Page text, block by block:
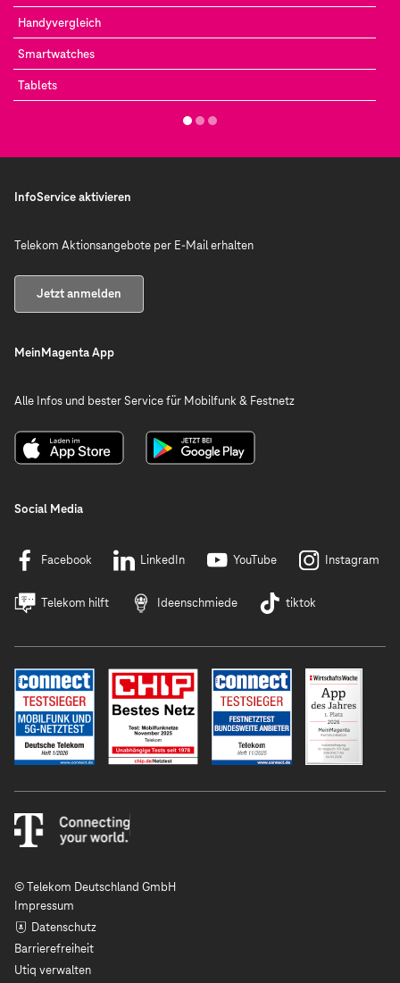
Handyvergleich
Smartwatches
Tablets
InfoService aktivieren
Telekom Aktionsangebote per E-Mail erhalten
Jetzt anmelden
MeinMagenta App
Alle Infos und bester Service für Mobilfunk & Festnetz
Social Media
Facebook LinkedIn YouTube Instagram
Telekom hilft Ideenschmiede tiktok
© Telekom Deutschland GmbH
Impressum
Datenschutz
Barrierefreiheit
Utiq verwalten